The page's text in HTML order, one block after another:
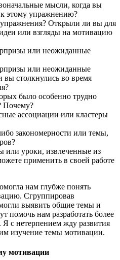
мысли, когда вы
этому упражнению?
Открыли ли вы для
или взгляды на мотивацию
или неожиданные
или неожиданные
вы столкнулись во время
было особенно трудно
Почему?
ассоциации или кластеры
закономерности или темы,
или уроки, извлеченные из
применить в своей работе
нам глубже понять
Сгруппировав
выявить общие темы и
помочь нам разработать более
с нетерпением жду развития
изучение темы мотивации.
мотивации